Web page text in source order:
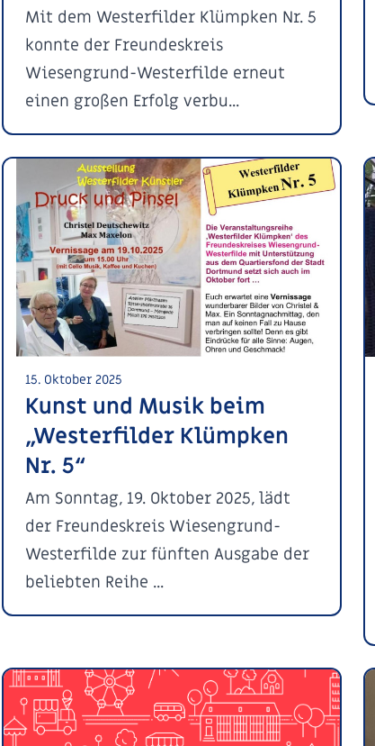
Mit dem Westerfilder Klümpken Nr. 5
konnte der Freundeskreis
Wiesengrund-Westerfilde erneut
einen großen Erfolg verbu...
15. Oktober 2025
Kunst und Musik beim
„Westerfilder Klümpken
Nr. 5“
Am Sonntag, 19. Oktober 2025, lädt
der Freundeskreis Wiesengrund-
Westerfilde zur fünften Ausgabe der
beliebten Reihe ...